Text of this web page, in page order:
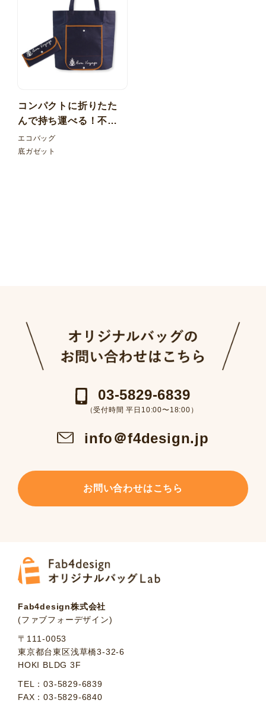
コンパクトに折りたた
んで持ち運べる！不織
布折りたたみバッグ フ
ラップ外ポケット
エコバッグ
底ガゼット
03-5829-6839
（受付時間 平日10:00〜18:00）
info＠f4design.jp
お問い合わせはこちら
Fab4design株式会社
(ファブフォーデザイン)
〒111-0053
東京都台東区浅草橋3-32-6
HOKI BLDG 3F
TEL：03-5829-6839
FAX：03-5829-6840